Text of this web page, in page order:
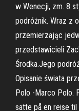
w Wenecji, zm. 8
podróżnik. Wraz z
przemierzając
przedstawicieli
Środka.Jego
Opisanie świata
Polo -Marco Polo.
satte på en reise til